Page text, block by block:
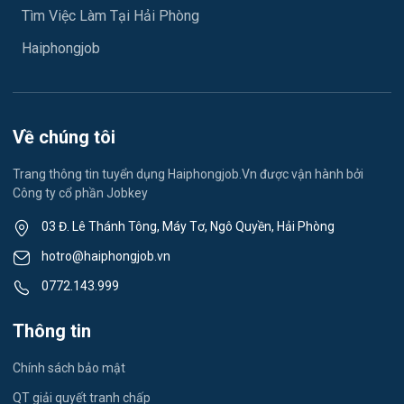
May mặc
Lái xe
Tiếng Nhật
Du lịch
Công nhân
Việc làm Hải Dương
Việc làm Nam Đồng
Việc làm Tân Hưng
Việc làm Ái Quốc
Tìm Việc Làm Tại Hải Phòng
Haiphongjob
Về chúng tôi
Trang thông tin tuyển dụng Haiphongjob.Vn được vận hành bởi
Công ty cổ phần Jobkey
03 Đ. Lê Thánh Tông, Máy Tơ, Ngô Quyền, Hải Phòng
hotro@haiphongjob.vn
0772.143.999
Thông tin
Chính sách bảo mật
QT giải quyết tranh chấp